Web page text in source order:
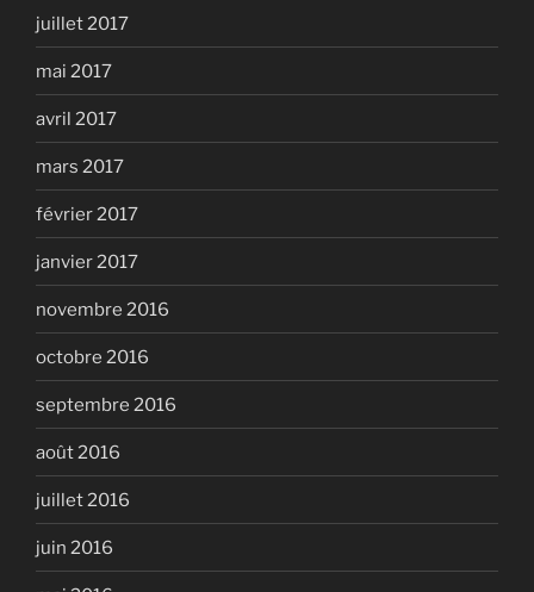
juillet 2017
mai 2017
avril 2017
mars 2017
février 2017
janvier 2017
novembre 2016
octobre 2016
septembre 2016
août 2016
juillet 2016
juin 2016